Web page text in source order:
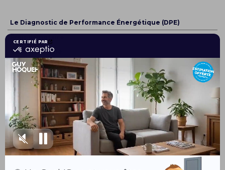
Le Diagnostic de Performance Énergétique (DPE)
Frais de notaire
Garantie Visale
Diagnostic immobilier
Compromis de vente
Droit de préemption
Sous-location
Délai de rétractation
Logement décent
Offre d'achat